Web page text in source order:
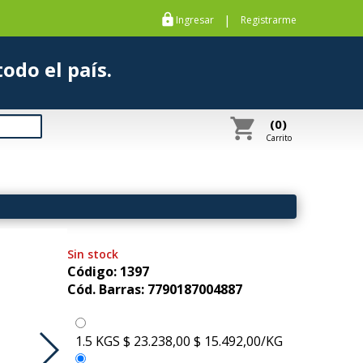
https Ingresar | Registrarme
a todo el país.
shopping_cart (0)
Carrito
Sin stock
Código: 1397
Cód. Barras: 7790187004887
1.5 KGS $ 23.238,00 $ 15.492,00/KG